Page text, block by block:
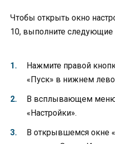
Чтобы открыть окно
10, выполните следующие
Нажмите правой
«Пуск» в нижнем
В всплывающем меню
«Настройки».
В открывшемся окне